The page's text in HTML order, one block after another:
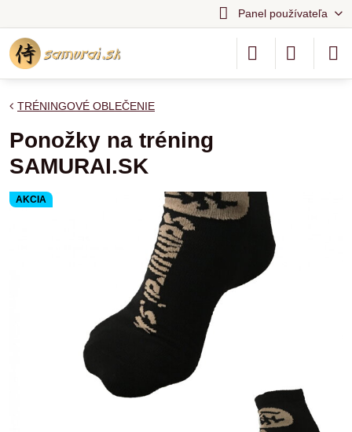
Panel používateľa
AKCIA
TRÉNINGOVÉ OBLEČENIE
Ponožky na tréning
SAMURAI.SK